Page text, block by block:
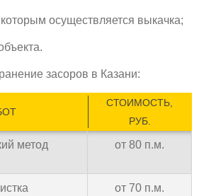
осуществляется выкачка;
засоров в Казани:
СТОИМОСТЬ,
РУБ.
метод
от 80 п.м.
от 70 п.м.